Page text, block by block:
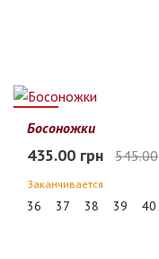
20%
Босоножки
435.00 грн 545.00
Заканчивается
36 37 38 39 40